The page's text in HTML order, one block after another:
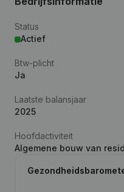
Status
Actief
Btw-plicht
Ja
Laatste balansjaar
2025
Hoofdactiviteit
Algemene bouw van